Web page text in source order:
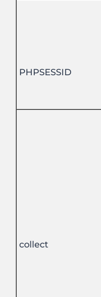
PHPSESSID
collect